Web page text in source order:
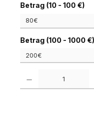
Betrag (10 - 100 €)
Betrag (100 - 1000 €)